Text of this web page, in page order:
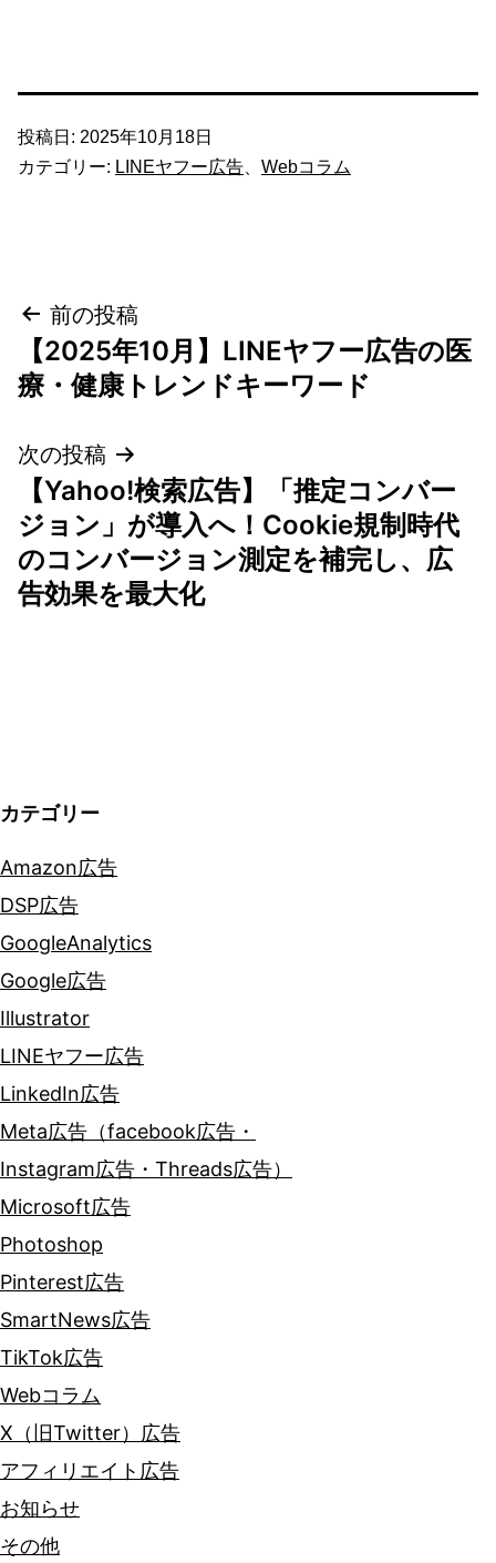
投稿日: 2025年10月18日
カテゴリー: LINEヤフー広告 Webコラム
投
稿
ビ
ゲ
ー
前の投稿
【2025年10月】LINEヤフー広告の医
療・健康トレンドキーワード
次の投稿
【Yahoo!検索広告】「推定コンバー
ジョン」が導入へ！Cookie規制時代
のコンバージョン測定を補完し、広
告効果を最大化
カテゴリー
Amazon広告
DSP広告
GoogleAnalytics
Google広告
Illustrator
LINEヤフー広告
LinkedIn広告
Meta広告（facebook広告・
Instagram広告・Threads広告）
Microsoft広告
Photoshop
Pinterest広告
SmartNews広告
TikTok広告
Webコラム
X（旧Twitter）広告
アフィリエイト広告
お知らせ
その他